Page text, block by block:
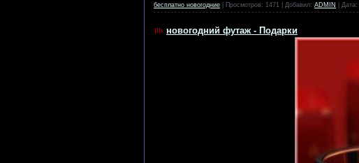
бесплатно новогодние | Просмотров: 1471 | Добавил: ADMIN | Дата:
новогодний футаж - Подарки